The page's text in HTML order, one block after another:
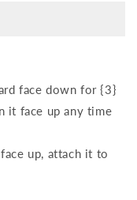
face down for {3}
it face up any time
up, attach it to